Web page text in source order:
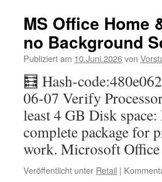
MS Office Home
no Background
Publiziert am 10.Juni.2026von
🧮 Hash-
06-07 Verify
least 4 GB Disk
complete package for
work. Microsoft
Veröffentlicht unter Retail |